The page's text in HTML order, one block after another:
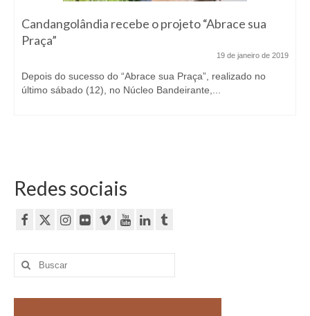
Candangolândia recebe o projeto “Abrace sua
Praça”
19 de janeiro de 2019
Depois do sucesso do “Abrace sua Praça”, realizado no
último sábado (12), no Núcleo Bandeirante,...
Redes sociais
Buscar
por: